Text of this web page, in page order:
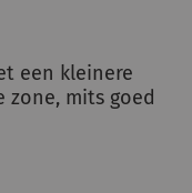
een kleinere
zone, mits goed